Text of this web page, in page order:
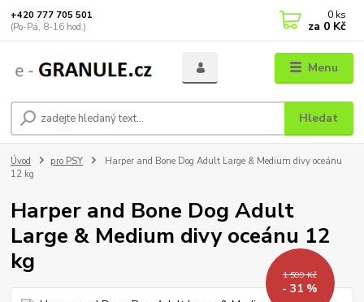
Menu
Hledat
+420 777 705 501
(Po-Pá, 8-16 hod.)
0 ks
za 0 Kč
Úvod pro PSY
Harper and Bone Dog Adult Large & Medium divy oceánu
12 kg
Harper and Bone Dog Adult
Large & Medium divy oceánu 12
kg
1 599 Kč
- 31 %